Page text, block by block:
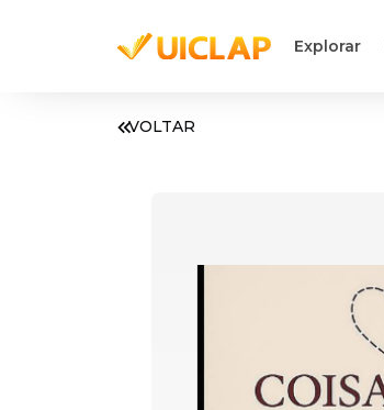
Explorar
VOLTAR